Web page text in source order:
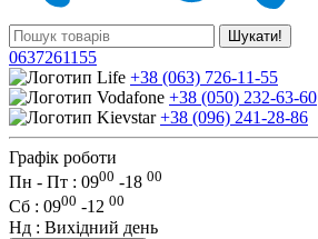
Шукати!
0637261155
+38 (063) 726-11-55
+38 (050) 232-63-60
+38 (096) 241-28-86
Графік роботи
Пн - Пт : 0900 -18 00
Сб : 0900 -12 00
Нд : Вихідний день